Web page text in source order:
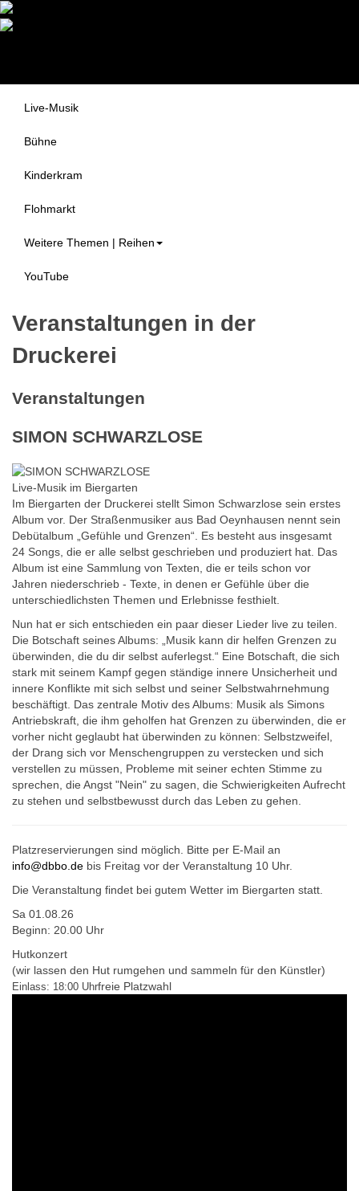
Themen
Live-Musik
Bühne
Kinderkram
Flohmarkt
Weitere Themen | Reihen
YouTube
Veranstaltungen in der
Druckerei
Veranstaltungen
SIMON SCHWARZLOSE
Live-Musik im Biergarten
Im Biergarten der Druckerei stellt Simon Schwarzlose sein erstes
Album vor. Der Straßenmusiker aus Bad Oeynhausen nennt sein
Debütalbum „Gefühle und Grenzen“. Es besteht aus insgesamt
24 Songs, die er alle selbst geschrieben und produziert hat. Das
Album ist eine Sammlung von Texten, die er teils schon vor
Jahren niederschrieb - Texte, in denen er Gefühle über die
unterschiedlichsten Themen und Erlebnisse festhielt.
Nun hat er sich entschieden ein paar dieser Lieder live zu teilen.
Die Botschaft seines Albums: „Musik kann dir helfen Grenzen zu
überwinden, die du dir selbst auferlegst.“ Eine Botschaft, die sich
stark mit seinem Kampf gegen ständige innere Unsicherheit und
innere Konflikte mit sich selbst und seiner Selbstwahrnehmung
beschäftigt. Das zentrale Motiv des Albums: Musik als Simons
Antriebskraft, die ihm geholfen hat Grenzen zu überwinden, die er
vorher nicht geglaubt hat überwinden zu können: Selbstzweifel,
der Drang sich vor Menschengruppen zu verstecken und sich
verstellen zu müssen, Probleme mit seiner echten Stimme zu
sprechen, die Angst "Nein" zu sagen, die Schwierigkeiten Aufrecht
zu stehen und selbstbewusst durch das Leben zu gehen.
Platzreservierungen sind möglich. Bitte per E-Mail an
info@dbbo.de bis Freitag vor der Veranstaltung 10 Uhr.
Die Veranstaltung findet bei gutem Wetter im Biergarten statt.
Sa 01.08.26
Beginn: 20.00 Uhr
Hutkonzert
(wir lassen den Hut rumgehen und sammeln für den Künstler)
Einlass: 18:00 Uhrfreie Platzwahl